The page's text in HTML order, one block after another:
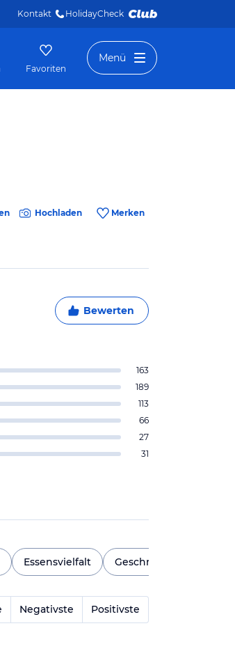
Kontakt HolidayCheck
Favoriten
Menü
Hochladen Merken
Bewerten
163
189
113
66
27
31
Essensvielfalt Geschmack
Negativste Positivste